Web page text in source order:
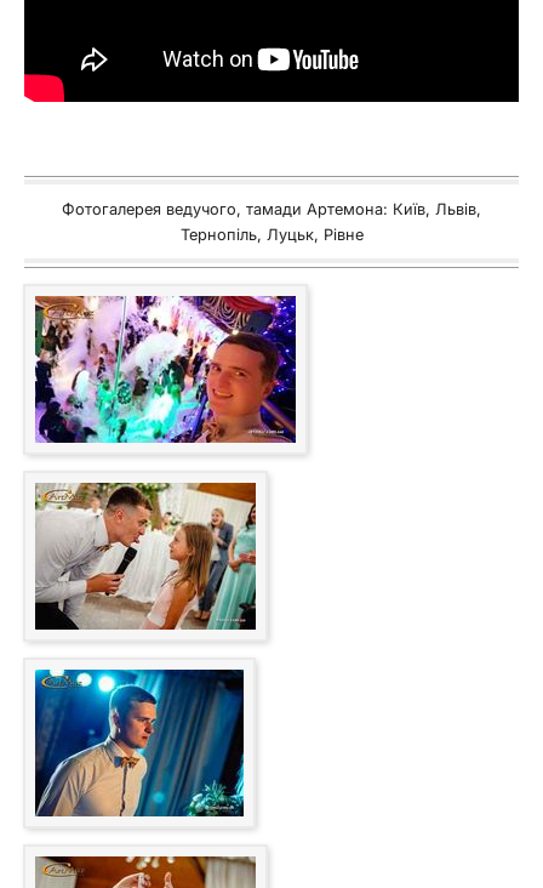
Фотогалерея ведучого, тамади Артемона: Київ, Львів,
Тернопіль, Луцьк, Рівне